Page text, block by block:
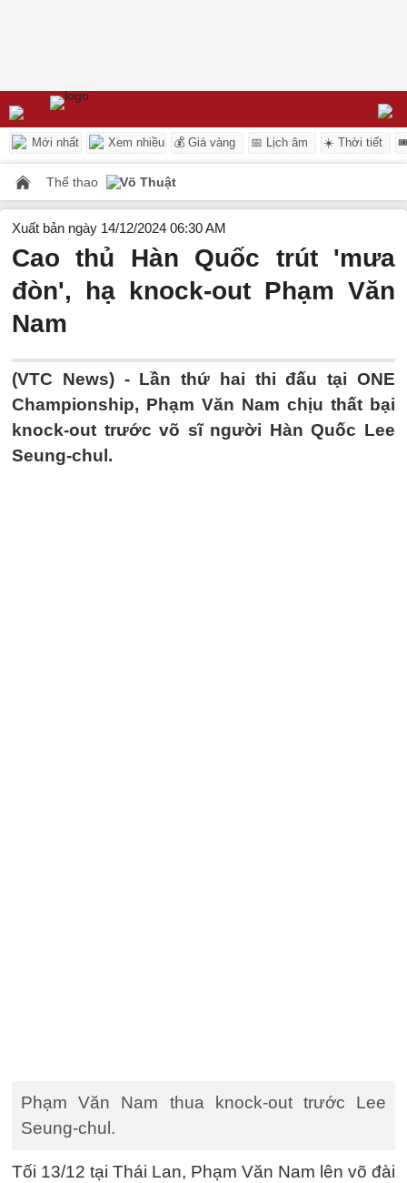
Mới nhất Xem nhiều 💰 Giá vàng 📅 Lịch âm ☀️ Thời tiết
Thể thao Võ Thuật
Xuất bản ngày 14/12/2024 06:30 AM
Cao thủ Hàn Quốc trút 'mưa
đòn', hạ knock-out Phạm Văn
Nam
(VTC News) - Lần thứ hai thi đấu tại ONE
Championship, Phạm Văn Nam chịu thất bại
knock-out trước võ sĩ người Hàn Quốc Lee
Seung-chul.
Phạm Văn Nam thua knock-out trước Lee
Seung-chul.
Tối 13/12 tại Thái Lan, Phạm Văn Nam lên võ đài